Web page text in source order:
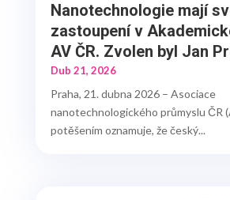
Nanotechnologie mají
zastoupení v
AV ČR. Zvolen byl Jan
Dub 21, 2026
Praha, 21. dubna 2026 – Asociace
nanotechnologického průmyslu ČR
potěšením oznamuje, že český...